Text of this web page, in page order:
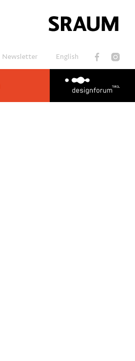
Newsletter English